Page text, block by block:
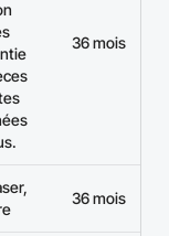
36 mois
36 mois